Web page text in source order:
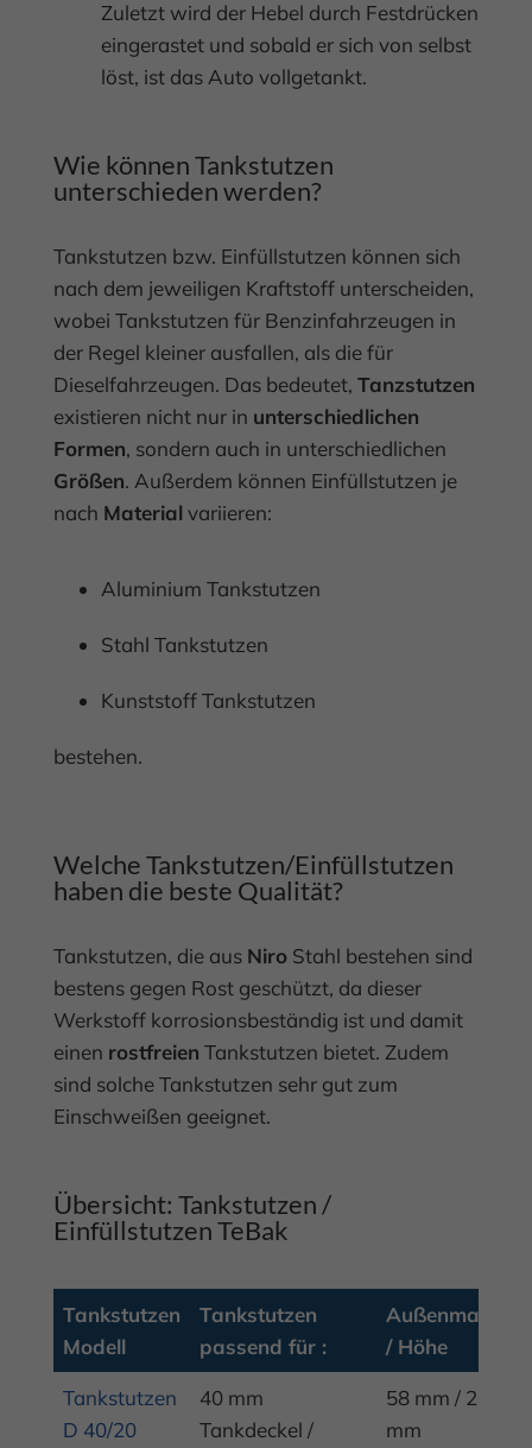
Zuletzt wird der Hebel durch Festdrücken
eingerastet und sobald er sich von selbst
löst, ist das Auto vollgetankt.
Wie können Tankstutzen
unterschieden werden?
Tankstutzen bzw. Einfüllstutzen können sich
nach dem jeweiligen Kraftstoff unterscheiden,
wobei Tankstutzen für Benzinfahrzeugen in
der Regel kleiner ausfallen, als die für
Dieselfahrzeugen. Das bedeutet, Tanzstutzen
existieren nicht nur in unterschiedlichen
Formen, sondern auch in unterschiedlichen
Größen. Außerdem können Einfüllstutzen je
nach Material variieren:
Aluminium Tankstutzen
Stahl Tankstutzen
Kunststoff Tankstutzen
bestehen.
Welche Tankstutzen/Einfüllstutzen
haben die beste Qualität?
Tankstutzen, die aus NiroStahl bestehen sind
bestens gegen Rost geschützt, da dieser
Werkstoff korrosionsbeständig ist und damit
einen rostfreien Tankstutzen bietet. Zudem
sind solche Tankstutzen sehr gut zum
Einschweißen geeignet.
Übersicht: Tankstutzen /
Einfüllstutzen TeBak
Tankstutzen
Modell
Tankstutzen
passend für :
Außenmaß
/ Höhe
Tankstutzen
Modell
Tankstutzen
passend für :
Außenmaß
Tankstutzen
D 40/20
40 mm
Tankdeckel /
58 mm / 20
mm